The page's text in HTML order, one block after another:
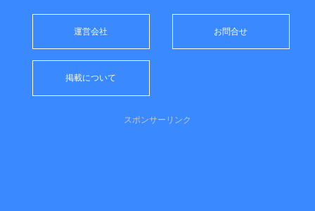
運営会社 お問合せ
掲載について
スポンサーリンク